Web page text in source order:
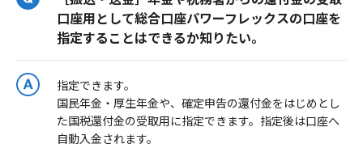
口座用として総合口座パワーフレックスの口座を
指定することはできるか知りたい。
指定できます。
国民年金・厚生年金や、確定申告の還付金をはじめとし
た国税還付金の受取用に指定できます。指定後は口座へ
自動入金されます。